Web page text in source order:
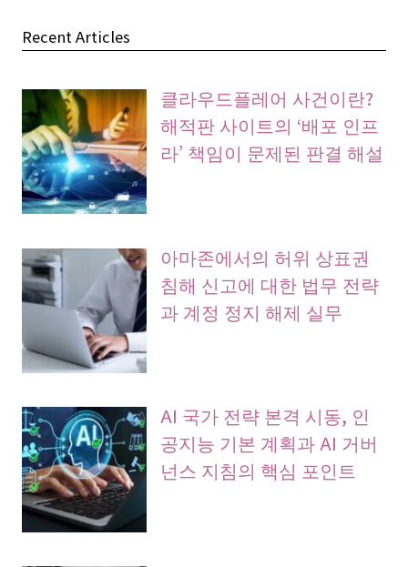
Recent Articles
클라우드플레어 사건이란?
해적판 사이트의 ‘배포 인프
라’ 책임이 문제된 판결 해설
아마존에서의 허위 상표권
침해 신고에 대한 법무 전략
과 계정 정지 해제 실무
AI 국가 전략 본격 시동, 인
공지능 기본 계획과 AI 거버
넌스 지침의 핵심 포인트